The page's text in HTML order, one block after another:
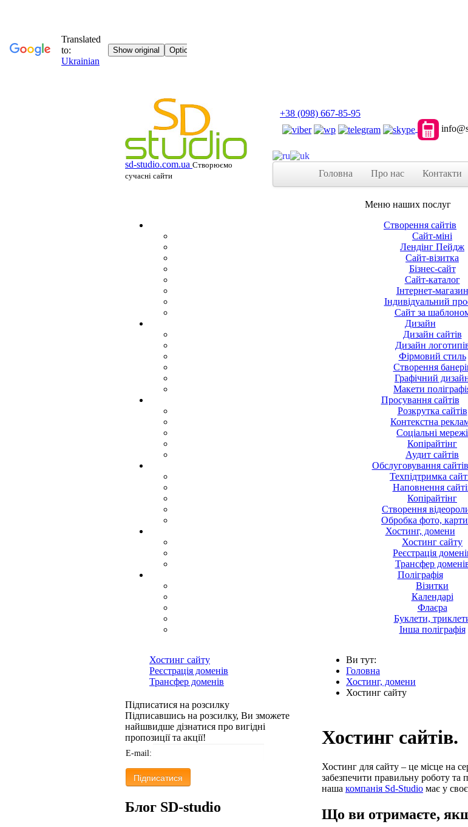
sd-studio.com.ua Створюємо
сучасні сайти
+38 (098) 667-85-95
Головна Про нас Контакти
Меню наших послуг
Створення сайтів
Сайт-міні
Лендінг Пейдж
Сайт-візитка
Бізнес-сайт
Сайт-каталог
Інтернет-магазин
Індивідуальний
Сайт за
Дизайн
Дизайн сайтів
Дизайн
Фірмовий стиль
Створення
Графічний
Макети
Просування сайтів
Розкрутка сайтів
Контекстна
Соціальні мережі
Копірайтінг
Аудит сайтів
Обслуговування сайтів
Техпідтримка
Наповнення
Копірайтінг
Створення
Обробка фото,
Хостинг, домени
Хостинг сайту
Реєстрація
Трансфер
Поліграфія
Візитки
Календарі
Флаєра
Буклети,
Інша поліграфія
Ви тут:
Головна
Хостинг, домени
Хостинг сайту
Хостинг сайтів.
Хостинг для сайту – це місце на
забезпечити правильну роботу та
наша компанія Sd-Studio має у
Що ви отримаєте,
Хостинг сайту
Реєстрація доменів
Трансфер доменів
Підписатися на розсилку
Підписавшись на розсилку, Ви зможете
найшвидше дізнатися про вигідні
пропозиції та акції!
E-mail:
Блог SD-studio